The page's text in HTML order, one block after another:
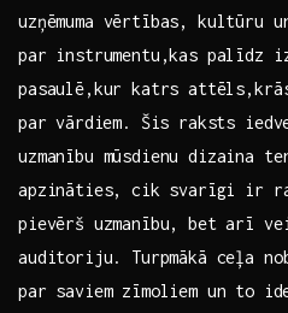
uzņēmuma vērtības, kultūru
par instrumentu,kas palīdz
pasaulē,kur katrs
par⁢ vārdiem. Šis raksts
uzmanību mūsdienu dizaina
apzināties, cik svarīgi ir
pievērš uzmanību, bet arī
auditoriju. Turpmākā ceļa
par saviem zīmoliem un to